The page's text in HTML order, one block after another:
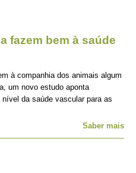
fazem bem à saúde
à companhia dos animais algum
um novo estudo aponta
da saúde vascular para as
Saber mais